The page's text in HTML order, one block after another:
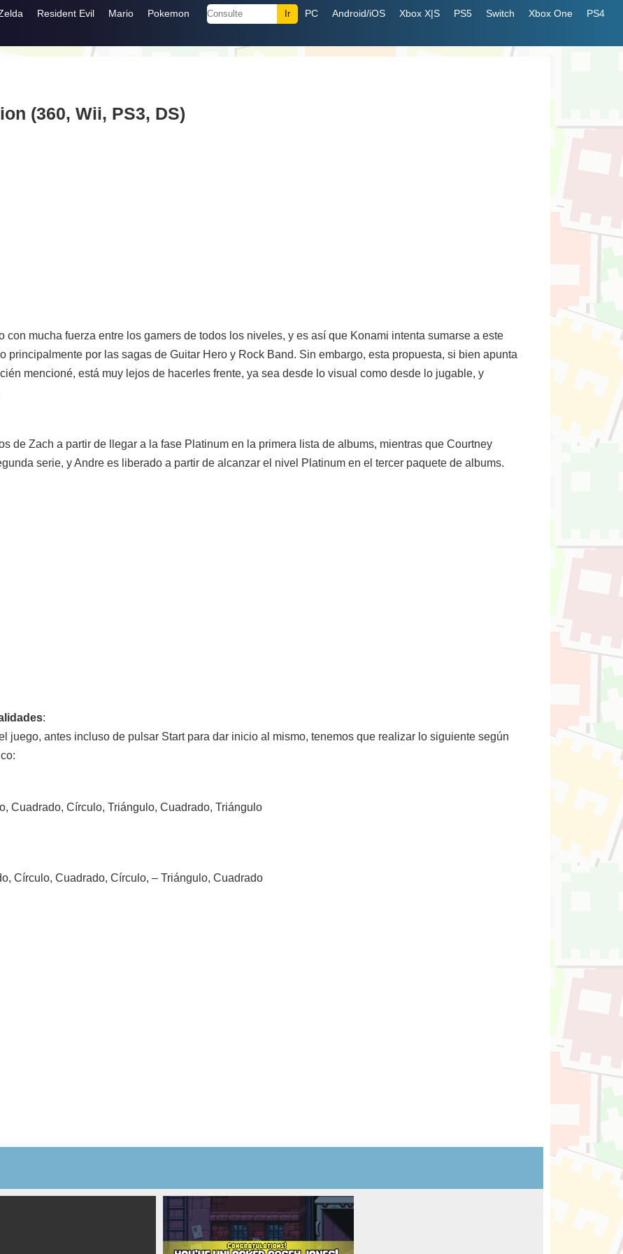
Resident Evil Mario Pokemon PC Android/iOS Xbox X|S PS5 Switch Xbox One
PS4
(360, Wii, PS3, DS)
con mucha fuerza entre los gamers de todos los niveles, y es así que Konami intenta sumarse a este
principalmente por las sagas de Guitar Hero y Rock Band. Sin embargo, esta propuesta, si bien apunta
mencioné, está muy lejos de hacerles frente, ya sea desde lo visual como desde lo jugable, y
de Zach a partir de llegar a la fase Platinum en la primera lista de albums, mientras que Courtney
serie, y Andre es liberado a partir de alcanzar el nivel Platinum en el tercer paquete de albums.
:
juego, antes incluso de pulsar Start para dar inicio al mismo, tenemos que realizar lo siguiente según
Cuadrado, Círculo, Triángulo, Cuadrado, Triángulo
Círculo, Cuadrado, Círculo, – Triángulo, Cuadrado